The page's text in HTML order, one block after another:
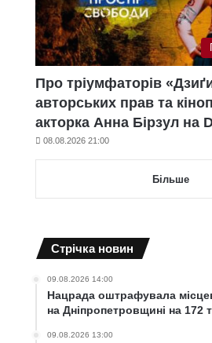
Про тріумфаторів
авторських прав та
акторка Анна Бірзул на
08.08.2026 21:00
Більше
Cтрічка новин
09.08.2026 14:00
Нацрада оштрафувала
на Дніпропетровщині на 172
09.08.2026 13:00